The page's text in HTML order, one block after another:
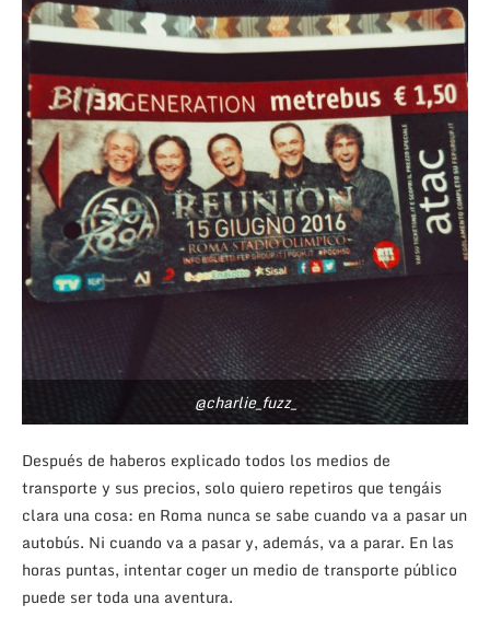
@charlie_fuzz_
Después de haberos explicado todos los medios de
transporte y sus precios, solo quiero repetiros que tengáis
clara una cosa: en Roma nunca se sabe cuando va a pasar un
autobús. Ni cuando va a pasar y, además, va a parar. En las
horas puntas, intentar coger un medio de transporte público
puede ser toda una aventura.